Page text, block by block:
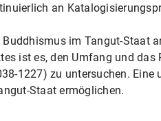
an
im Tangut-Staat
ist es, den Umfang und das
1227) zu untersuchen. Eine
Staat ermöglichen.